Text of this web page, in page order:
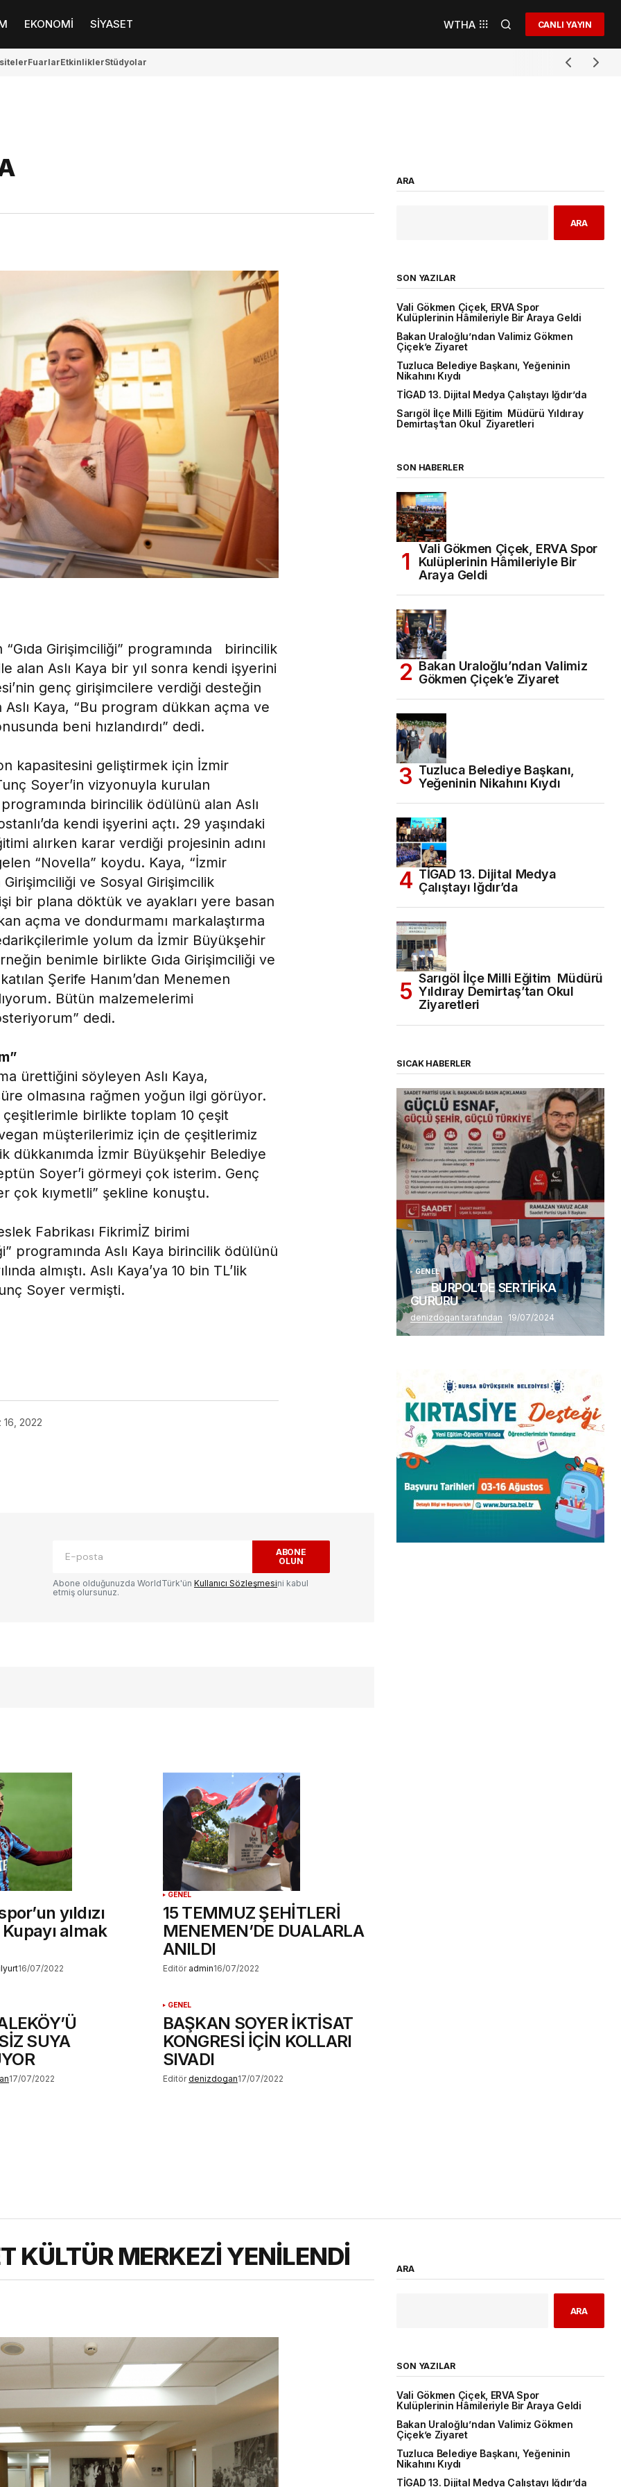
EKONOMİ SİYASET WTHA CANLI YAYIN
FuarlarEtkinliklerStüdyolar
Girişimciliği” programında birincilik
alan Aslı Kaya bir yıl sonra kendi işyerini
genç girişimcilere verdiği desteğin
Kaya, “Bu program dükkan açma ve
beni hızlandırdı” dedi.
kapasitesini geliştirmek için İzmir
Soyer’in vizyonuyla kurulan
birincilik ödülünü alan Aslı
kendi işyerini açtı. 29 yaşındaki
alırken karar verdiği projesinin adını
“Novella” koydu. Kaya, “İzmir
Girişimciliği ve Sosyal Girişimcilik
bir plana döktük ve ayakları yere basan
açma ve dondurmamı markalaştırma
yolum da İzmir Büyükşehir
benimle birlikte Gıda Girişimciliği ve
Şerife Hanım’dan Menemen
Bütün malzemelerimi
dedi.
ürettiğini söyleyen Aslı Kaya,
olmasına rağmen yoğun ilgi görüyor.
birlikte toplam 10 çeşit
müşterilerimiz için de çeşitlerimiz
dükkanımda İzmir Büyükşehir Belediye
Soyer’i görmeyi çok isterim. Genç
çok kıymetli” şekline konuştu.
Fabrikası FikrimİZ birimi
programında Aslı Kaya birincilik ödülünü
almıştı. Aslı Kaya’ya 10 bin TL’lik
Soyer vermişti.
16, 2022
ABONE
OLUN
Abone olduğunuzda WorldTürk'ün Kullanıcı Sözleşmesini kabul
etmiş olursunuz.
yıldızı
Kupayı almak
16/07/2022
GENEL
15 TEMMUZ ŞEHİTLERİ
MENEMEN’DE DUALARLA
ANILDI
Editör admin16/07/2022
SUYA
17/07/2022
GENEL
BAŞKAN SOYER İKTİSAT
KONGRESİ İÇİN KOLLARI
SIVADI
Editör denizdogan17/07/2022
ARA
ARA
SON YAZILAR
Vali Gökmen Çiçek, ERVA Spor
Kulüplerinin Hâmileriyle Bir Araya Geldi
Bakan Uraloğlu’ndan Valimiz Gökmen
Çiçek’e Ziyaret
Tuzluca Belediye Başkanı, Yeğeninin
Nikahını Kıydı
TİGAD 13. Dijital Medya Çalıştayı Iğdır’da
Sarıgöl İlçe Milli Eğitim Müdürü Yıldıray
Demirtaş’tan Okul Ziyaretleri
SON HABERLER
Vali Gökmen Çiçek, ERVA Spor
Kulüplerinin Hâmileriyle Bir
Araya Geldi
Bakan Uraloğlu’ndan Valimiz
Gökmen Çiçek’e Ziyaret
Tuzluca Belediye Başkanı,
Yeğeninin Nikahını Kıydı
TİGAD 13. Dijital Medya
Çalıştayı Iğdır’da
Sarıgöl İlçe Milli Eğitim Müdürü
Yıldıray Demirtaş’tan Okul
Ziyaretleri
SICAK HABERLER
(başlıksız)
Alaattin Karahan tarafından 14/07/2026
GENEL
BURPOL’DE SERTİFİKA
GURURU
denizdogan tarafından 19/07/2024
KÜLTÜR MERKEZİ YENİLENDİ ARA
ARA
SON YAZILAR
Vali Gökmen Çiçek, ERVA Spor
Kulüplerinin Hâmileriyle Bir Araya Geldi
Bakan Uraloğlu’ndan Valimiz Gökmen
Çiçek’e Ziyaret
Tuzluca Belediye Başkanı, Yeğeninin
Nikahını Kıydı
TİGAD 13. Dijital Medya Çalıştayı Iğdır’da